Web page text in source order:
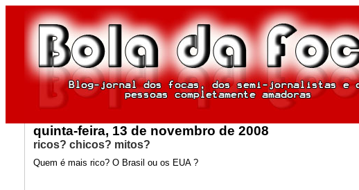
quinta-feira, 13 de novembro de 2008
ricos? chicos? mitos?
Quem é mais rico? O Brasil ou os EUA ?